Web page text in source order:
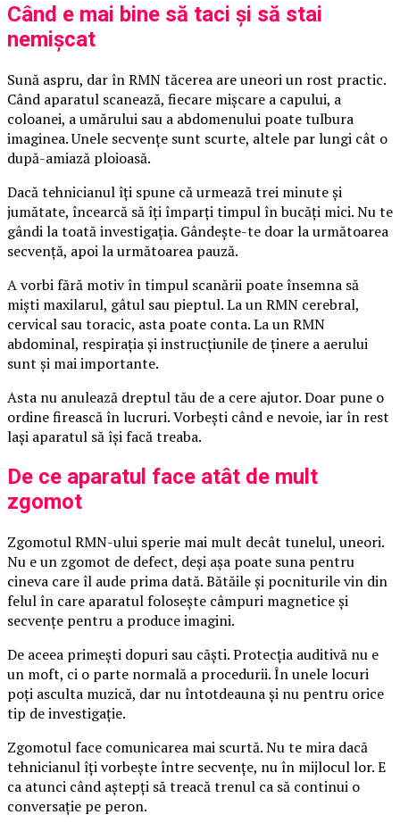
Când e mai bine să taci și să stai
nemișcat
Sună aspru, dar în RMN tăcerea are uneori un rost practic.
Când aparatul scanează, fiecare mișcare a capului, a
coloanei, a umărului sau a abdomenului poate tulbura
imaginea. Unele secvențe sunt scurte, altele par lungi cât o
după-amiază ploioasă.
Dacă tehnicianul îți spune că urmează trei minute și
jumătate, încearcă să îți împarți timpul în bucăți mici. Nu te
gândi la toată investigația. Gândește-te doar la următoarea
secvență, apoi la următoarea pauză.
A vorbi fără motiv în timpul scanării poate însemna să
miști maxilarul, gâtul sau pieptul. La un RMN cerebral,
cervical sau toracic, asta poate conta. La un RMN
abdominal, respirația și instrucțiunile de ținere a aerului
sunt și mai importante.
Asta nu anulează dreptul tău de a cere ajutor. Doar pune o
ordine firească în lucruri. Vorbești când e nevoie, iar în rest
lași aparatul să își facă treaba.
De ce aparatul face atât de mult
zgomot
Zgomotul RMN-ului sperie mai mult decât tunelul, uneori.
Nu e un zgomot de defect, deși așa poate suna pentru
cineva care îl aude prima dată. Bătăile și pocniturile vin din
felul în care aparatul folosește câmpuri magnetice și
secvențe pentru a produce imagini.
De aceea primești dopuri sau căști. Protecția auditivă nu e
un moft, ci o parte normală a procedurii. În unele locuri
poți asculta muzică, dar nu întotdeauna și nu pentru orice
tip de investigație.
Zgomotul face comunicarea mai scurtă. Nu te mira dacă
tehnicianul îți vorbește între secvențe, nu în mijlocul lor. E
ca atunci când aștepți să treacă trenul ca să continui o
conversație pe peron.